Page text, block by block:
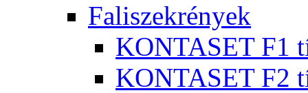
Faliszekrények
KONTASET F1
KONTASET F2